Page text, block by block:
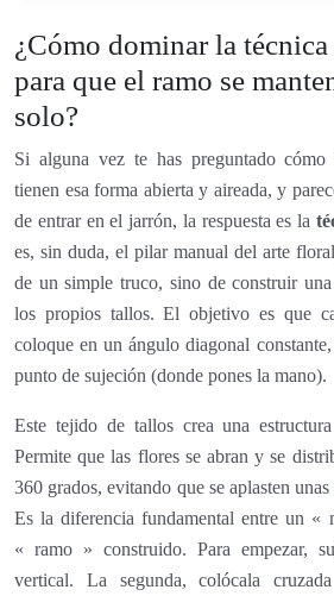
¿Cómo dominar la
para que el ramo se
solo?
Si alguna vez te has preguntado
tienen esa forma abierta y aireada, y
de entrar en el jarrón, la respuesta es la
es, sin duda, el pilar manual del arte
de un simple truco, sino de construir
los propios tallos. El objetivo es que
coloque en un ángulo diagonal
punto de sujeción (donde pones la mano).
Este tejido de tallos crea una
Permite que las flores se abran y se
360 grados, evitando que se aplasten
Es la diferencia fundamental entre un «
« ramo » construido. Para empezar,
vertical. La segunda, colócala